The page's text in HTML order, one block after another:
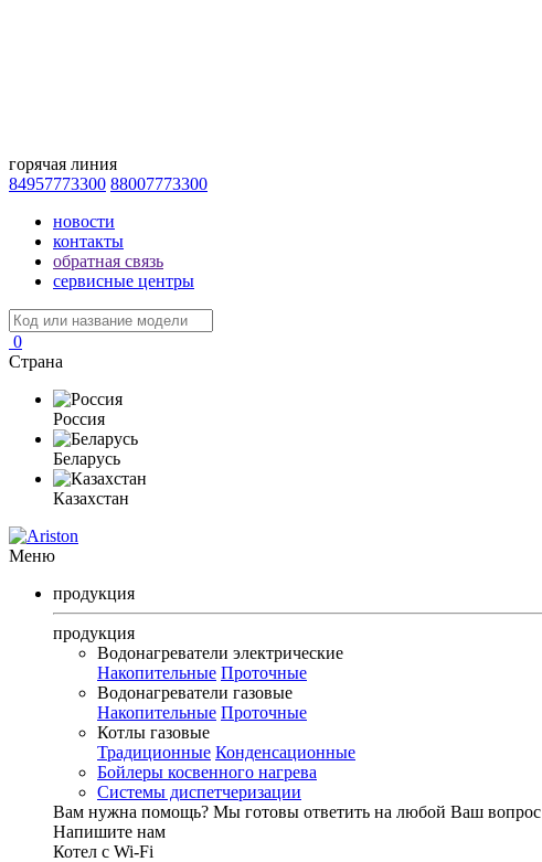
горячая линия
84957773300 88007773300
новости
контакты
обратная связь
сервисные центры
0
Страна
Россия
Беларусь
Казахстан
Меню
продукция
продукция
Водонагреватели электрические
Накопительные Проточные
Водонагреватели газовые
Накопительные Проточные
Котлы газовые
Традиционные Конденсационные
Бойлеры косвенного нагрева
Системы диспетчеризации
Вам нужна помощь? Мы готовы ответить на любой Ваш вопрос
Напишите нам
Котел с Wi-Fi